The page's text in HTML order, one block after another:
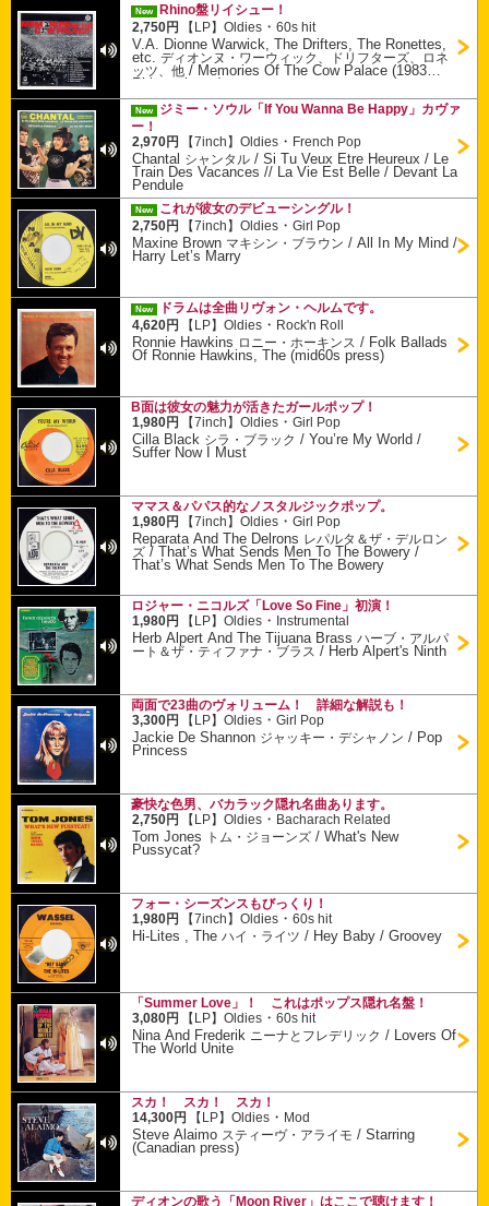
New
Rhino盤リイシュー！
2,750円
【LP】Oldies ・60s hit
V.A. Dionne Warwick, The Drifters, The Ronettes,
etc.ディオンヌ・ワーウィック、ドリフターズ、ロネ
ッツ、他 / Memories Of The Cow Palace (1983
Rhino reissue)
New
ジミー・ソウル「If You Wanna Be Happy」カヴァ
ー！
2,970円
【7inch】Oldies ・ French Pop
Chantal シャンタル /Si Tu Veux Etre Heureux / Le
Train Des Vacances // La Vie Est Belle / Devant La
Pendule
New
これが彼女のデビューシングル！
2,750円
【7inch】Oldies ・Girl Pop
Maxine Brown マキシン・ブラウン /All In My Mind /
Harry Let’s Marry
New
ドラムは全曲リヴォン・ヘルムです。
4,620円
【LP】Oldies ・ Rock'n Roll
Ronnie Hawkins ロニー・ホーキンス / Folk Ballads
Of Ronnie Hawkins, The (mid60s press)
B面は彼女の魅力が活きたガールポップ！
1,980円
【7inch】Oldies ・Girl Pop
Cilla Black シラ・ブラック /You’re My World /
Suffer Now I Must
ママス＆パパス的なノスタルジックポップ。
1,980円
【7inch】Oldies ・Girl Pop
Reparata And The Delrons レパルタ＆ザ・デルロン
ズ /That’s What Sends Men To The Bowery /
That’s What Sends Men To The Bowery
ロジャー・ニコルズ「Love So Fine」初演！
1,980円
【LP】Oldies ・ Instrumental
Herb Alpert And The Tijuana Brassハーブ・アルパ
ート＆ザ・ティファナ・ブラス / Herb Alpert's Ninth
両面で23曲のヴォリューム！ 詳細な解説も！
3,300円
【LP】Oldies ・Girl Pop
Jackie De Shannon ジャッキー・デシャノン / Pop
Princess
豪快な色男、バカラック隠れ名曲あります。
2,750円
【LP】Oldies ・ Bacharach Related
Tom Jones トム・ジョーンズ /What's New
Pussycat?
フォー・シーズンスもびっくり！
1,980円
【7inch】Oldies ・60s hit
Hi-Lites , Theハイ・ライツ / Hey Baby / Groovey
「Summer Love」！ これはポップス隠れ名盤！
3,080円
【LP】Oldies ・60s hit
Nina And Frederik ニーナとフレデリック / Lovers Of
The World Unite
スカ！ スカ！ スカ！
14,300円
【LP】Oldies ・ Mod
Steve Alaimo スティーヴ・アライモ /Starring
(Canadian press)
ディオンの歌う「Moon River」はここで聴けます！